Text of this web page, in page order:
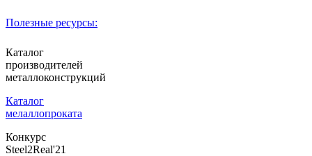
Полезные ресурсы:
Каталог
производителей
металлоконструкций
Каталог
мелаллопроката
Конкурс
Steel2Real'21